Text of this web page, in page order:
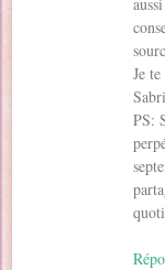
Je
PS: